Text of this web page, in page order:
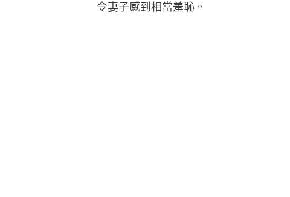
令妻子感到相當羞恥。